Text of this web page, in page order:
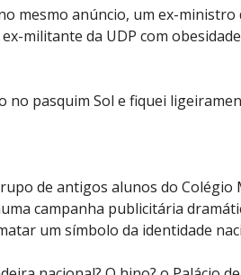
mesmo anúncio, um ex-
militante da UDP com
no pasquim Sol e fiquei
de antigos alunos do
campanha publicitária
um símbolo da identidade